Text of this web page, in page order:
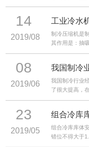
14
2019/08
工业冷水
制冷压缩机是
其作用是：抽
08
2019/06
我国制冷
我国制冷行业
了很大提高，
主要存在三大
23
2019/05
组合冷库
组合冷库库体
错位不得大于